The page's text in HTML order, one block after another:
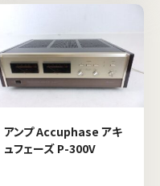
アンプ Accuphase アキ
ュフェーズ P-300V